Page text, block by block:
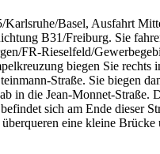
Karlsruhe/Basel, Ausfahrt
B31/Freiburg. Sie
FR-Rieselfeld/
biegen Sie rechts
Straße. Sie biegen
in die Jean-Monnet-Straße.
sich am Ende dieser
eine kleine Brücke